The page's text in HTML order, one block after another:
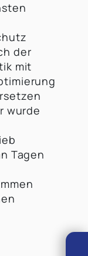
der
mit
wurde
Tagen